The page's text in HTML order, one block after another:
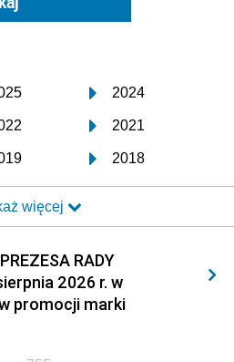
2024
2021
2018
2015
2012
2009
2006
więcej
RADY
2026 r. w
promocji marki